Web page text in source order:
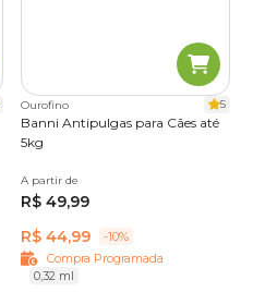
Ourofino 5
Banni Antipulgas para Cães até
5kg
A partir de
R$ 49,99
R$ 44,99
-10%
Compra Programada
0,32 ml